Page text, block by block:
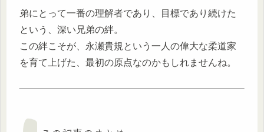
弟にとって一番の理解者であり、目標であり続けた
という、深い兄弟の絆。
この絆こそが、永瀬貴規という一人の偉大な柔道家
を育て上げた、最初の原点なのかもしれませんね。